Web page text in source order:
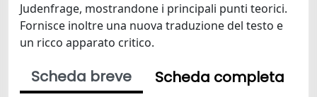
Judenfrage, mostrandone i principali punti teorici.
Fornisce inoltre una nuova traduzione del testo e
un ricco apparato critico.
Scheda breve
Scheda completa